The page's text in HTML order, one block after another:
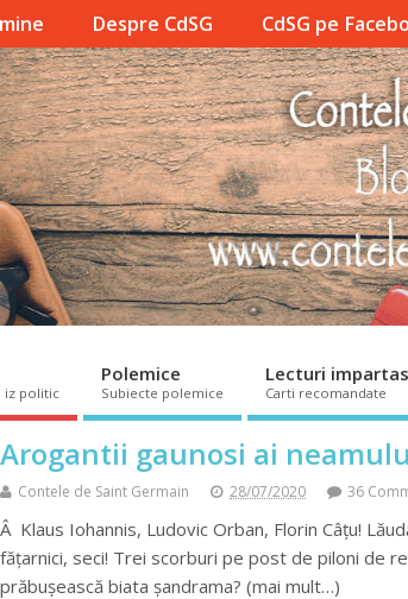
Despre CdSG CdSG pe
iz politic
Polemice
Subiecte polemice
Lecturi
Carti recomandate
Arogantii gaunosi ai
Contele de Saint Germain 28/07/2020 36
Â Klaus Iohannis, Ludovic Orban, Florin Câțu!
fățarnici, seci! Trei scorburi pe post de piloni de
prăbușească biata șandrama? (mai mult…)